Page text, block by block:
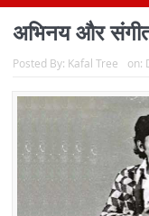
अभिनय और संगीत
Posted By: Kafal Tree on: